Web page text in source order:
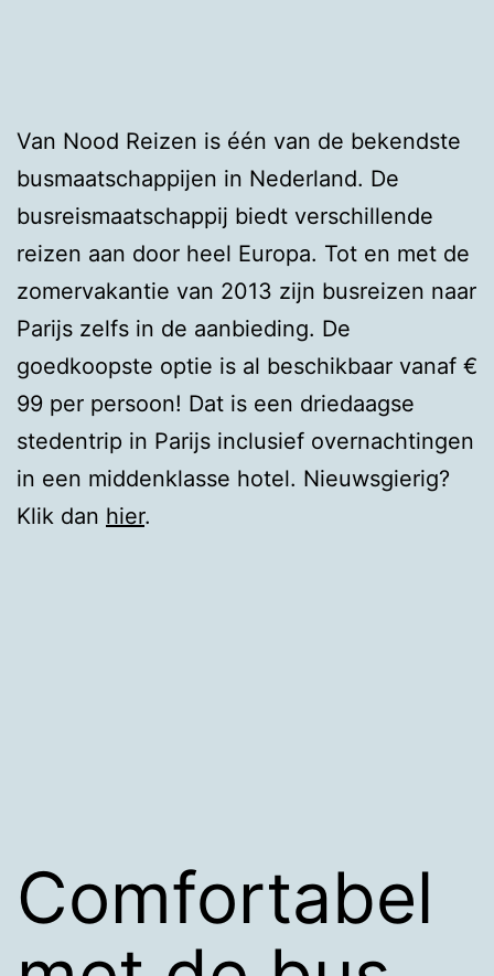
Van Nood Reizen is één van de bekendste
busmaatschappijen in Nederland. De
busreismaatschappij biedt verschillende
reizen aan door heel Europa. Tot en met de
zomervakantie van 2013 zijn busreizen naar
Parijs zelfs in de aanbieding. De
goedkoopste optie is al beschikbaar vanaf €
99 per persoon! Dat is een driedaagse
stedentrip in Parijs inclusief overnachtingen
in een middenklasse hotel. Nieuwsgierig?
Klik dan hier.
Comfortabel